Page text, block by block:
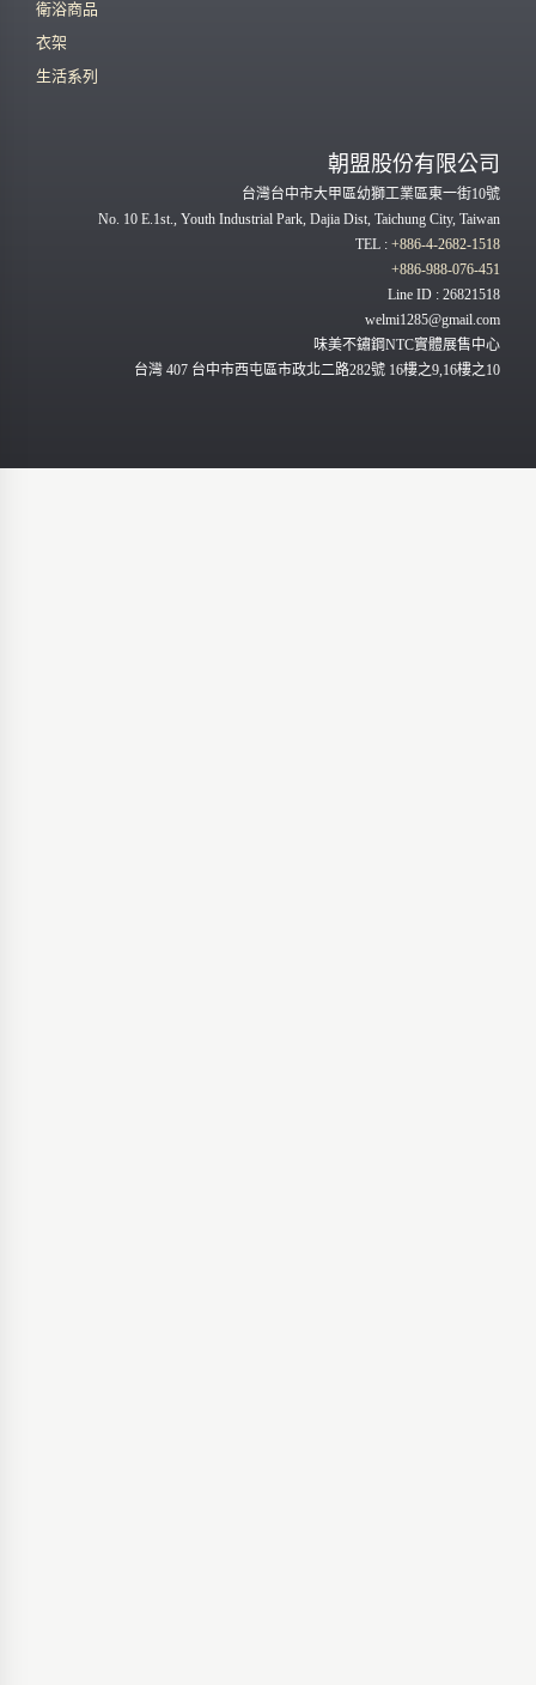
衛浴商品
衣架
生活系列
朝盟股份有限公司
台灣台中市大甲區幼獅工業區東一街10號
No. 10 E.1st., Youth Industrial Park, Dajia Dist, Taichung City, Taiwan
TEL : +886-4-2682-1518
+886-988-076-451
Line ID : 26821518
welmi1285@gmail.com
味美不鏽鋼NTC實體展售中心
台灣 407 台中市西屯區市政北二路282號 16樓之9,16樓之10